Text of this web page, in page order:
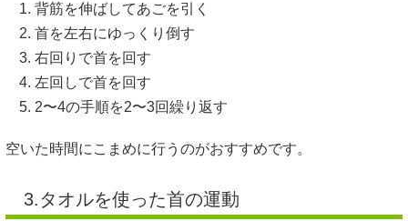
背筋を伸ばしてあごを引く
首を左右にゆっくり倒す
右回りで首を回す
左回しで首を回す
2〜4の手順を2〜3回繰り返す
空いた時間にこまめに行うのがおすすめです。
3.タオルを使った首の運動